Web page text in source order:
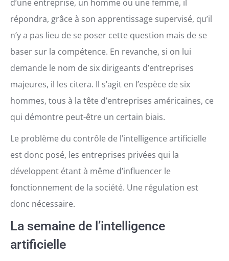
d’une entreprise, un homme ou une femme, il
répondra, grâce à son apprentissage supervisé, qu’il
n’y a pas lieu de se poser cette question mais de se
baser sur la compétence. En revanche, si on lui
demande le nom de six dirigeants d’entreprises
majeures, il les citera. Il s’agit en l’espèce de six
hommes, tous à la tête d’entreprises américaines, ce
qui démontre peut-être un certain biais.
Le problème du contrôle de l’intelligence artificielle
est donc posé, les entreprises privées qui la
développent étant à même d’influencer le
fonctionnement de la société. Une régulation est
donc nécessaire.
La semaine de l’intelligence
artificielle